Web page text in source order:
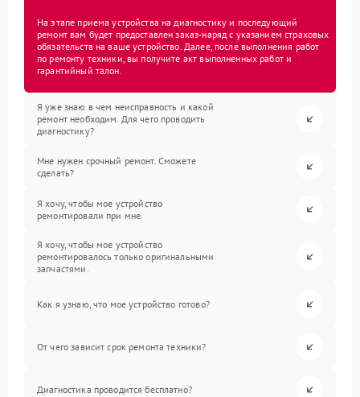
На этапе приема устройства на диагностику и последующий
ремонт вам будет предоставлен заказ-наряд с указанием страховых
обязательств на ваше устройство. Далее, после выполнения работ
по ремонту техники, вы получите акт выполненных работ и
гарантийный талон.
Я уже знаю в чем неисправность и какой
ремонт необходим. Для чего проводить
диагностику?
Мне нужен срочный ремонт. Сможете
сделать?
Я хочу, чтобы мое устройство
ремонтировали при мне.
Я хочу, чтобы мое устройство
ремонтировалось только оригинальными
запчастями.
Как я узнаю, что мое устройство готово?
От чего зависит срок ремонта техники?
Диагностика проводится бесплатно?